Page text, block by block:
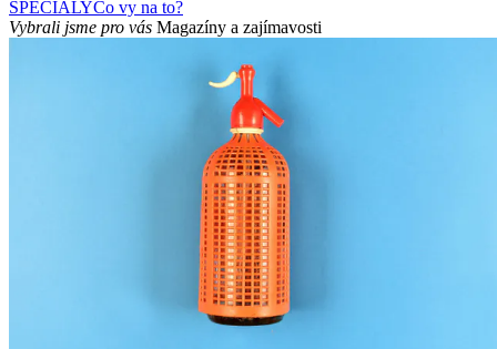
SPECIÁLYCo vy na to?
Vybrali jsme pro vás Magazíny a zajímavosti